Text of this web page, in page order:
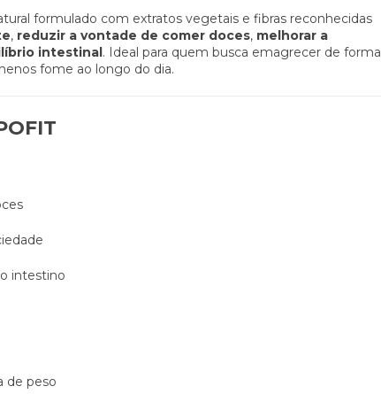
formulado com extratos vegetais e fibras reconhecidas
, reduzir a vontade de comer doces, melhorar a
intestinal. Ideal para quem busca emagrecer de forma
fome ao longo do dia.
intestino
de peso